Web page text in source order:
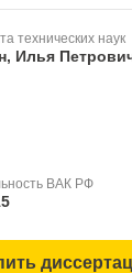
технических наук
Илья
ВАК РФ